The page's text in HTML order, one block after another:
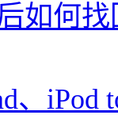
如何
、